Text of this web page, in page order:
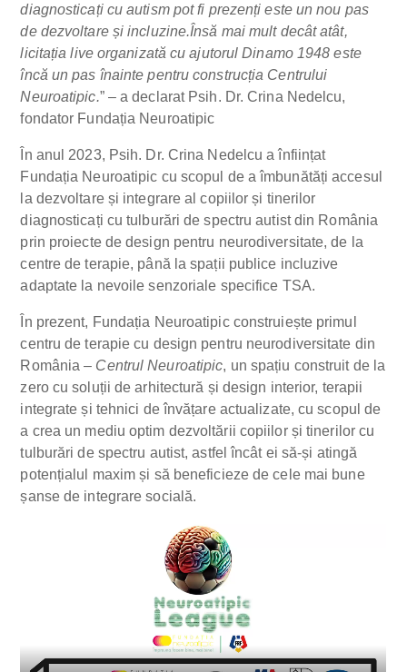
diagnosticați cu autism pot fi prezenți este un nou pas
de dezvoltare și incluzine.Însă mai mult decât atât,
licitația live organizată cu ajutorul Dinamo 1948 este
încă un pas înainte pentru construcția Centrului
Neuroatipic.” – a declarat Psih. Dr. Crina Nedelcu,
fondator Fundația Neuroatipic
În anul 2023, Psih. Dr. Crina Nedelcu a înființat
Fundația Neuroatipic cu scopul de a îmbunătăți accesul
la dezvoltare și integrare al copiilor și tinerilor
diagnosticați cu tulburări de spectru autist din România
prin proiecte de design pentru neurodiversitate, de la
centre de terapie, până la spații publice incluzive
adaptate la nevoile senzoriale specifice TSA.
În prezent, Fundația Neuroatipic construiește primul
centru de terapie cu design pentru neurodiversitate din
România – Centrul Neuroatipic, un spațiu construit de la
zero cu soluții de arhitectură și design interior, terapii
integrate și tehnici de învățare actualizate, cu scopul de
a crea un mediu optim dezvoltării copiilor și tinerilor cu
tulburări de spectru autist, astfel încât ei să-și atingă
potențialul maxim și să beneficieze de cele mai bune
șanse de integrare socială.